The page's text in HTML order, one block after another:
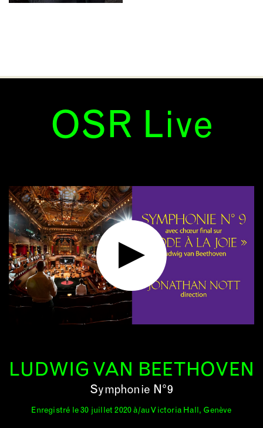
OSR Live
LUDWIG VAN BEETHOVEN
Symphonie N°9
Enregistré le 30 juillet 2020 à/au Victoria Hall, Genève